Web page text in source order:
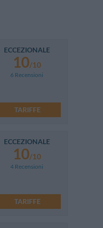
ECCEZIONALE
10/10
6 Recensioni
TARIFFE
ECCEZIONALE
10/10
4 Recensioni
TARIFFE